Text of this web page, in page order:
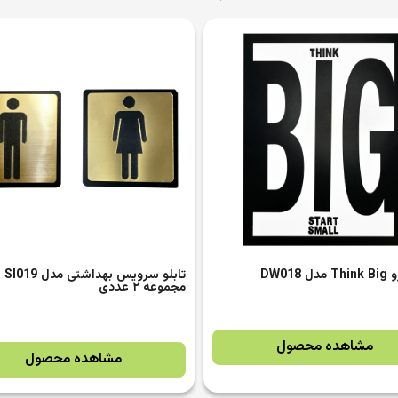
تابلو سرویس بهداشتی مدل SI019
مشاهده محصول
تابلو Sport Room مدل SI025
مشاهده محصول